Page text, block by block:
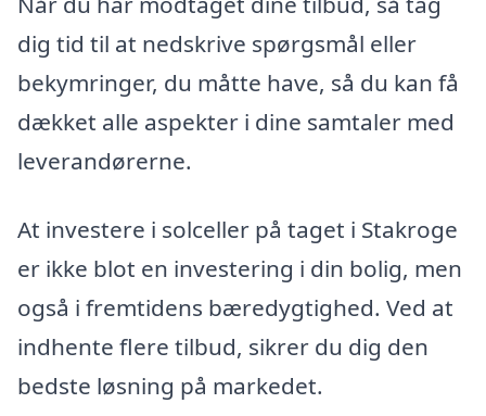
dig tid til at nedskrive spørgsmål eller
bekymringer, du måtte have, så du kan få
dækket alle aspekter i dine samtaler med
leverandørerne.
At investere i solceller på taget i Stakroge
er ikke blot en investering i din bolig, men
også i fremtidens bæredygtighed. Ved at
indhente flere tilbud, sikrer du dig den
bedste løsning på markedet.